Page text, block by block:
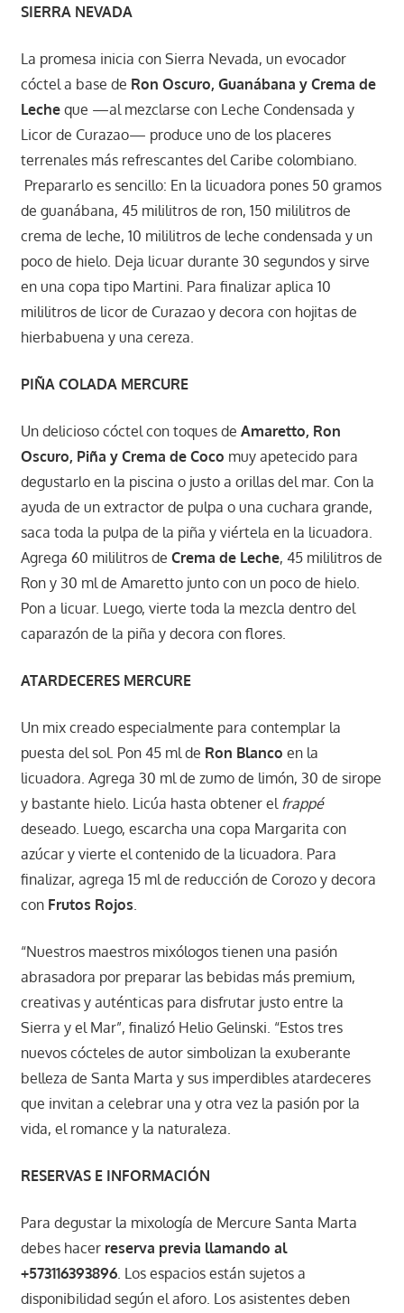
SIERRA NEVADA
La promesa inicia con Sierra Nevada, un evocador
cóctel a base de Ron Oscuro, Guanábana y Crema de
Lecheque —al mezclarse con Leche Condensada y
Licor de Curazao— produce uno de los placeres
terrenales más refrescantes del Caribe colombiano.
Prepararlo es sencillo: En la licuadora pones 50 gramos
de guanábana, 45 mililitros de ron, 150 mililitros de
crema de leche, 10 mililitros de leche condensada y un
poco de hielo. Deja licuar durante 30 segundos y sirve
en una copa tipo Martini. Para finalizar aplica 10
mililitros de licor de Curazao y decora con hojitas de
hierbabuena y una cereza.
PIÑA COLADA MERCURE
Un delicioso cóctel con toques de Amaretto, Ron
Oscuro, Piña y Crema de Coco muy apetecido para
degustarlo en la piscina o justo a orillas del mar. Con la
ayuda de un extractor de pulpa o una cuchara grande,
saca toda la pulpa de la piña y viértela en la licuadora.
Agrega 60 mililitros de Crema de Leche, 45 mililitros de
Ron y 30 ml de Amaretto junto con un poco de hielo.
Pon a licuar. Luego, vierte toda la mezcla dentro del
caparazón de la piña y decora con flores.
ATARDECERES MERCURE
Un mix creado especialmente para contemplar la
puesta del sol. Pon 45 ml de Ron Blanco en la
licuadora. Agrega 30 ml de zumo de limón, 30 de sirope
y bastante hielo. Licúa hasta obtener el frappé
deseado. Luego, escarcha una copa Margarita con
azúcar y vierte el contenido de la licuadora. Para
finalizar, agrega 15 ml de reducción de Corozo y decora
con Frutos Rojos.
“Nuestros maestros mixólogos tienen una pasión
abrasadora por preparar las bebidas más premium,
creativas y auténticas para disfrutar justo entre la
Sierra y el Mar”, finalizó Helio Gelinski. “Estos tres
nuevos cócteles de autor simbolizan la exuberante
belleza de Santa Marta y sus imperdibles atardeceres
que invitan a celebrar una y otra vez la pasión por la
vida, el romance y la naturaleza.
RESERVAS E INFORMACIÓN
Para degustar la mixología de Mercure Santa Marta
debes hacer reserva previa llamando al
+573116393896. Los espacios están sujetos a
disponibilidad según el aforo. Los asistentes deben